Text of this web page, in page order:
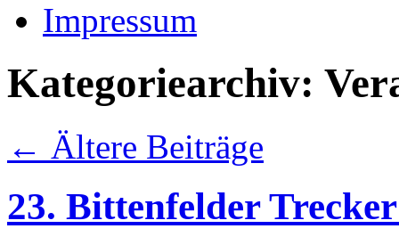
Impressum
Kategoriearchiv:
← Ältere Beiträge
23. Bittenfelder